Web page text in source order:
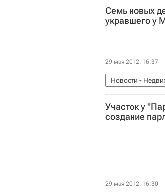
Семь новых
укравшего у
29 мая 2012, 16:37
Новости -
Россия
Участок у
создание
29 мая 2012, 16:30